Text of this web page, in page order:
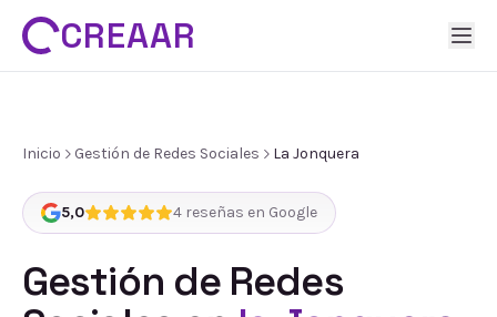
CREAAR
Inicio Gestión de Redes Sociales La Jonquera
5,0 4 reseñas en Google
Gestión de Redes